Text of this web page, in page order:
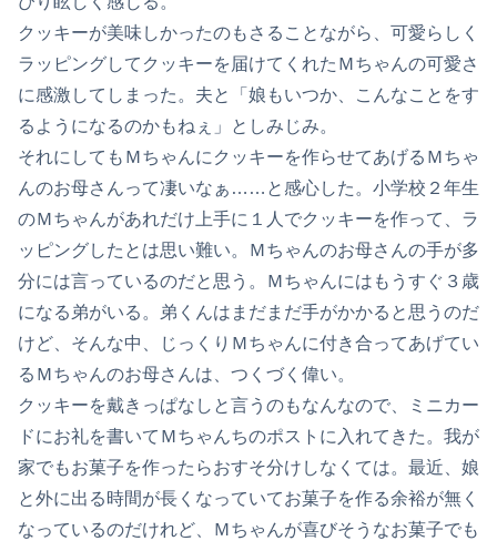
クッキーが美味しかったのもさることながら、可愛らしく
ラッピングしてクッキーを届けてくれたＭちゃんの可愛さ
に感激してしまった。夫と「娘もいつか、こんなことをす
るようになるのかもねぇ」としみじみ。
それにしてもＭちゃんにクッキーを作らせてあげるＭちゃ
んのお母さんって凄いなぁ……と感心した。小学校２年生
のＭちゃんがあれだけ上手に１人でクッキーを作って、ラ
ッピングしたとは思い難い。Ｍちゃんのお母さんの手が多
分には言っているのだと思う。Ｍちゃんにはもうすぐ３歳
になる弟がいる。弟くんはまだまだ手がかかると思うのだ
けど、そんな中、じっくりＭちゃんに付き合ってあげてい
るＭちゃんのお母さんは、つくづく偉い。
クッキーを戴きっぱなしと言うのもなんなので、ミニカー
ドにお礼を書いてＭちゃんちのポストに入れてきた。我が
家でもお菓子を作ったらおすそ分けしなくては。最近、娘
と外に出る時間が長くなっていてお菓子を作る余裕が無く
なっているのだけれど、Ｍちゃんが喜びそうなお菓子でも